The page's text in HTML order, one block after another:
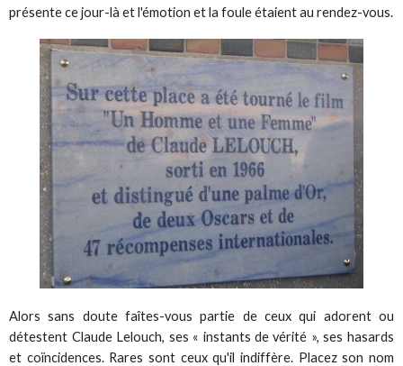
présente ce jour-là et l'émotion et la foule étaient au rendez-vous.
Alors sans doute faîtes-vous partie de ceux qui adorent ou
détestent Claude Lelouch, ses « instants de vérité », ses hasards
et coïncidences. Rares sont ceux qu'il indiffère. Placez son nom